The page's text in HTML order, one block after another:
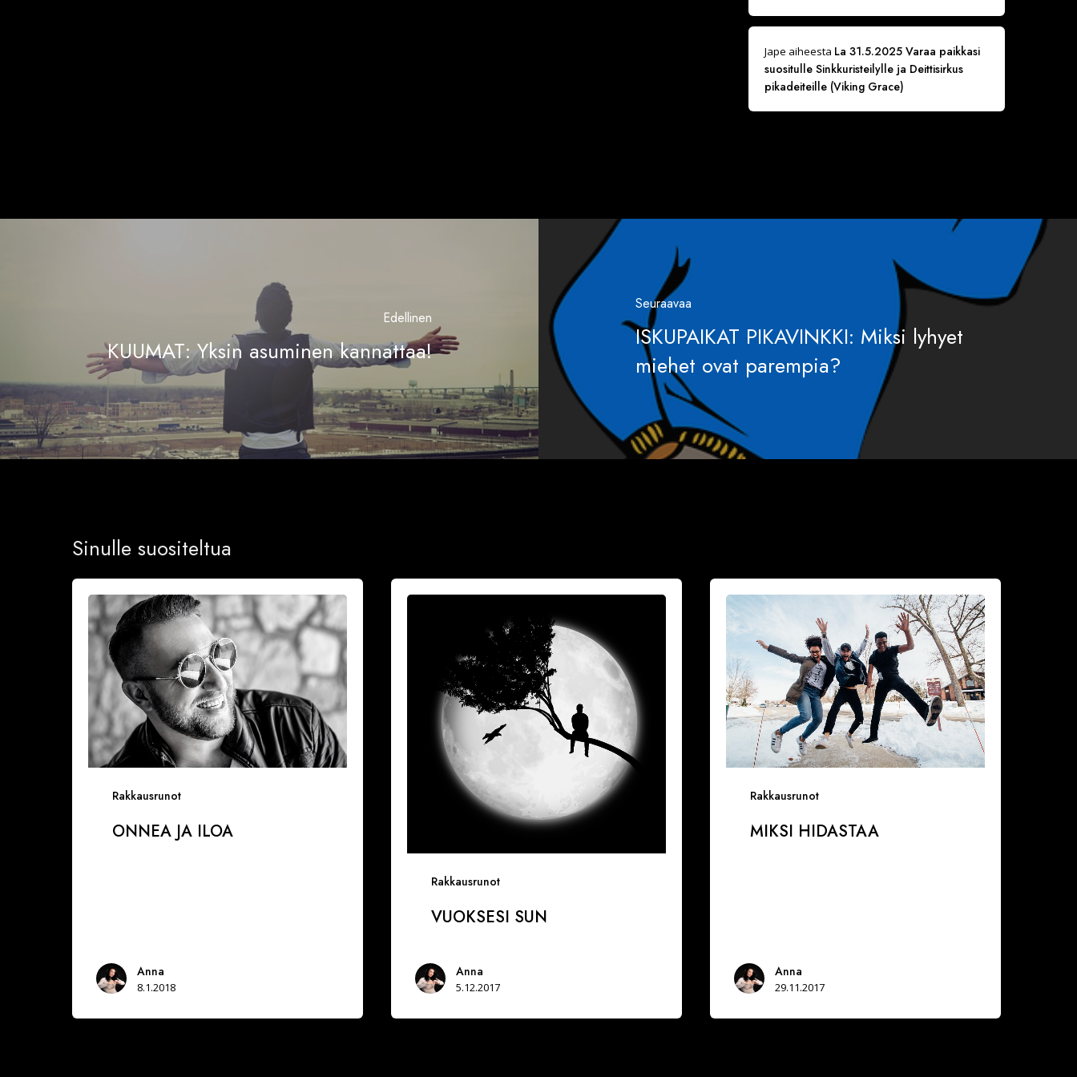
Jape aiheesta La 31.5.2025 Varaa paikkasi
suositulle Sinkkuristeilylle ja Deittisirkus
pikadeiteille (Viking Grace)
Edellinen
KUUMAT: Yksin asuminen kannattaa!
Seuraavaa
ISKUPAIKAT PIKAVINKKI: Miksi lyhyet
miehet ovat parempia?
Sinulle suositeltua
Rakkausrunot
iloa
ONNEA JA ILOA
Anna
8.1.2018
Rakkausrunot
VUOKSESI SUN
Anna
5.12.2017
Rakkausrunot
hidastaa
MIKSI HIDASTAA
Anna
29.11.2017